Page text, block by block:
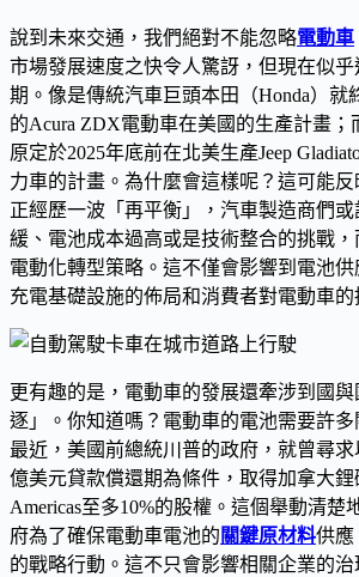
說到未來交通，我們絕對不能忽略電動車
市場發展速度之快令人驚訝，但現在似乎
期。像是傳統汽車巨頭本田（Honda）就
的Acura ZDX電動車在美國的生產計畫；
原定於2025年底前在北美生產Jeep
力車的計畫。為什麼會這樣呢？這可能
正經歷一波「再平衡」，汽車製造商們
緩、電池成本過高或是技術整合的挑戰
電動化轉型策略。這不僅會影響到電池供
充電基礎設施的佈局和消費者對電動車的
更有趣的是，電動車的發展還牽涉到國
逐」。你知道嗎？電動車的電池需要許多
最近，美國前總統川普的政府，就曾尋
億美元貸款償還期為條件，取得加拿大鋰
Americas至多10%的股權。這個舉動清楚
府為了確保電動車電池的 關鍵原材料供應
的戰略行動。這不只會影響相關企業的治